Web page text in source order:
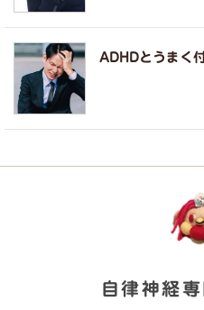
ADHDとうまく
自律神経